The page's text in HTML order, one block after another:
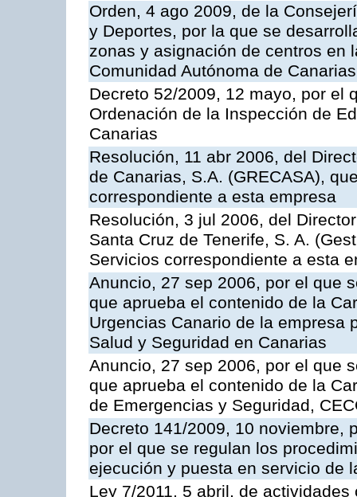
Orden, 4 ago 2009, de la
y Deportes, por la que se
zonas y asignación de centros en
Comunidad Autónoma de Canarias
Decreto 52/2009, 12 mayo, por el
Ordenación de la Inspección de
Canarias
Resolución, 11 abr 2006, del
de Canarias, S.A. (GRECASA),
correspondiente a esta empresa
Resolución, 3 jul 2006, del
Santa Cruz de Tenerife, S. A.
Servicios correspondiente a esta
Anuncio, 27 sep 2006, por el que
que aprueba el contenido de la
Urgencias Canario de la empresa
Salud y Seguridad en Canarias
Anuncio, 27 sep 2006, por el que
que aprueba el contenido de la
de Emergencias y Seguridad,
Decreto 141/2009, 10 noviembre,
por el que se regulan los
ejecución y puesta en servicio de
Ley 7/2011, 5 abril, de